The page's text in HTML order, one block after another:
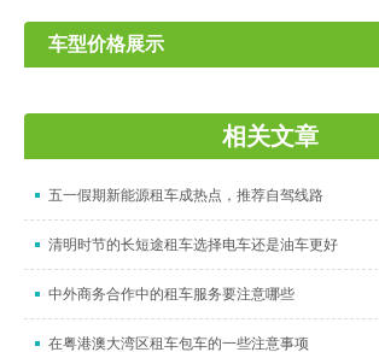
同号）
车型价格展示
相关文章
五一假期新能源租车成热点，推荐自驾线路
清明时节的长短途租车选择电车还是油车更好
中外商务合作中的租车服务要注意哪些
在粤港澳大湾区租车包车的一些注意事项